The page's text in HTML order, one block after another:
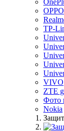
OPPO
TP-
VIVO
ZTE
Фото
Nokia